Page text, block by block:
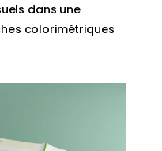
dans une
colorimétriques